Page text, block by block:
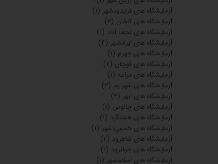
آزمایشگاه های فریدونشهر (۱)
آزمایشگاه های کاشان (۲)
آزمایشگاه های نجف آباد (۱)
آزمایشگاه های ایرانشهر (۴)
آزمایشگاه های جهرم (۱)
آزمایشگاه های قوچان (۲)
آزمایشگاه های مراغه (۱)
آزمایشگاه های شهر بم (۲)
آزمایشگاه های ابهر (۲)
آزمایشگاه های چالوس (۱)
آزمایشگاه های هشتگرد (۱)
آزمایشگاه های خمینی شهر (۱)
آزمایشگاه های شاهرود (۲)
آزمایشگاه های جوانرود (۱)
آزمایشگاه های اسلامشهر (۱)